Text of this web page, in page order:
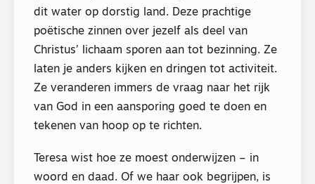
dit water op dorstig land. Deze prachtige
poëtische zinnen over jezelf als deel van
Christus’ lichaam sporen aan tot bezinning. Ze
laten je anders kijken en dringen tot activiteit.
Ze veranderen immers de vraag naar het rijk
van God in een aansporing goed te doen en
tekenen van hoop op te richten.
Teresa wist hoe ze moest onderwijzen – in
woord en daad. Of we haar ook begrijpen, is